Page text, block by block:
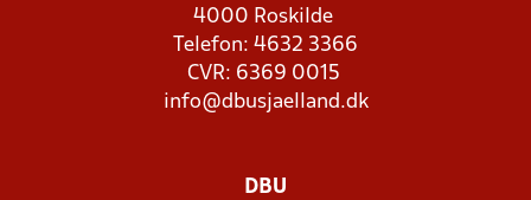
4000 Roskilde
Telefon: 4632 3366
CVR: 6369 0015
info@dbusjaelland.dk
DBU